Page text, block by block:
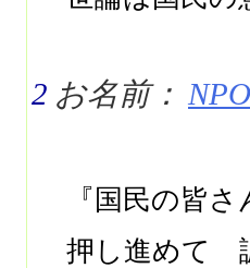
2 お名前：
『国民の皆
押し進めて